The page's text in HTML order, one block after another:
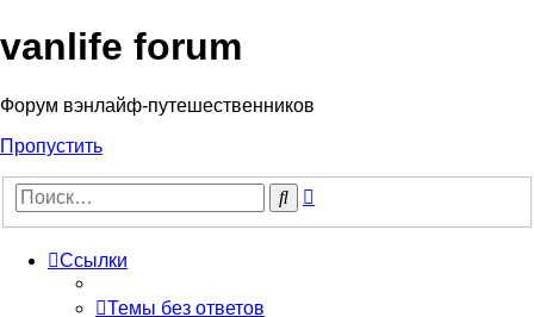
vanlife forum
Форум вэнлайф-путешественников
Пропустить
Поиск
Ссылки
Темы без ответов